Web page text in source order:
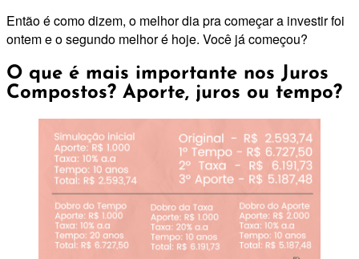
Então é como dizem, o melhor dia pra começar a investir foi
ontem e o segundo melhor é hoje. Você já começou?
O que é mais importante nos Juros
Compostos? Aporte, juros ou tempo?